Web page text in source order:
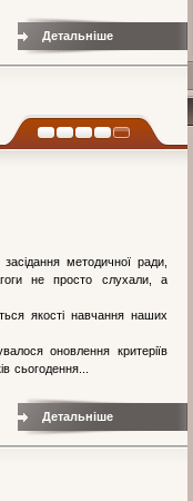
Детальніше
методичної ради,
не просто слухали, а
якості навчання наших
оновлення критеріїв
сьогодення...
Детальніше